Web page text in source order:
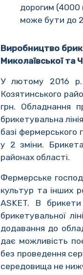
дорогим (4000
може бути до 2
Виробництво
Миколаївської та
У лютому 2016 р.
Козятинського
грн. Обладнання
брикетувальна
базі
у 2 зміни.
районах області.
Фермерське
культур та інших
ASKET. В брикети
брикетувальної
додавання до
дає можливість
без проведення
середовища не